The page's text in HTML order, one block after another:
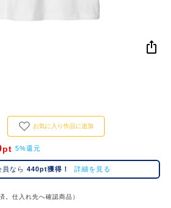
お気に入り作品に追加
pt 5%還元
員なら 440pt獲得！ 詳細を見る
。仕入れ先へ確認商品）